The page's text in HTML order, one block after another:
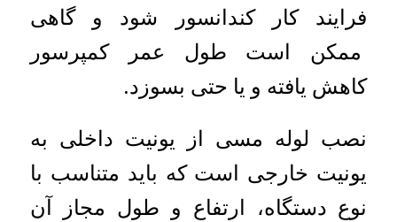
فرایند کار کندانسور شود و گاهی
ممکن است طول عمر کمپرسور
کاهش یافته و یا حتی بسوزد.
نصب لوله‌ مسی از یونیت داخلی به
یونیت خارجی است که باید متناسب با
نوع دستگاه، ارتفاع و طول مجاز آن